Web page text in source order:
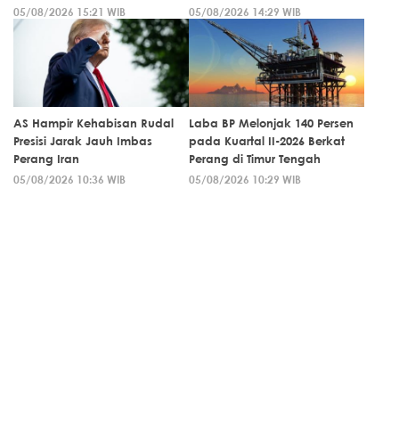
05/08/2026 15:21 WIB
05/08/2026 14:29 WIB
AS Hampir Kehabisan Rudal
Presisi Jarak Jauh Imbas
Perang Iran
05/08/2026 10:36 WIB
Laba BP Melonjak 140 Persen
pada Kuartal II-2026 Berkat
Perang di Timur Tengah
05/08/2026 10:29 WIB